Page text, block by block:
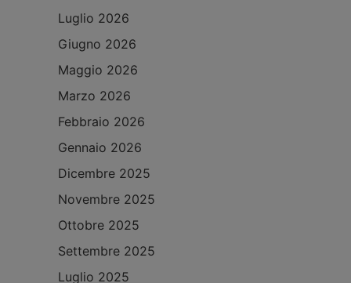
Luglio 2026
Giugno 2026
Maggio 2026
Marzo 2026
Febbraio 2026
Gennaio 2026
Dicembre 2025
Novembre 2025
Ottobre 2025
Settembre 2025
Luglio 2025